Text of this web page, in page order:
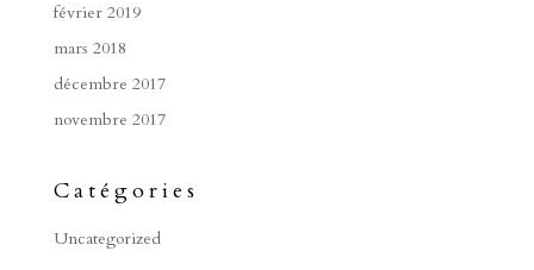
février 2019
mars 2018
décembre 2017
novembre 2017
Catégories
Uncategorized